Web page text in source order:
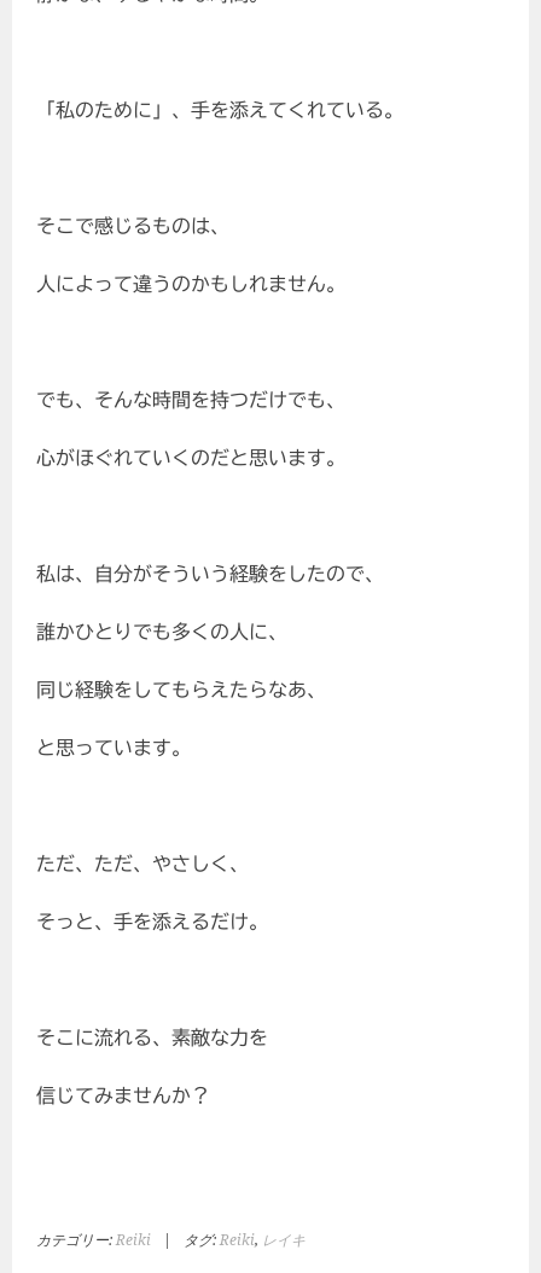
「私のために」、手を添えてくれている。
そこで感じるものは、
人によって違うのかもしれません。
でも、そんな時間を持つだけでも、
心がほぐれていくのだと思います。
私は、自分がそういう経験をしたので、
誰かひとりでも多くの人に、
同じ経験をしてもらえたらなあ、
と思っています。
ただ、ただ、やさしく、
そっと、手を添えるだけ。
そこに流れる、素敵な力を
信じてみませんか？
カテゴリー:Reiki タグ:Reiki, レイキ